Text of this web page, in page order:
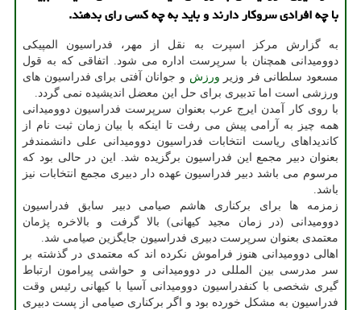
با چه افرادی سروكار دارند و باید به چه كسی رای بدهند.
به گزارش مركز اسپرت به نقل از مهر، فدراسیون المپیكی
دوومیدانی همچنان با سرپرست اداره می شود. اتفاقی كه به قول
مسعود سلطانی فر وزیر ورزش و جوانان آفتی برای فدراسیون های
ورزشی است اما تدبیری برای حل این معضل اندیشیده نمی گردد.
با روی كار آمدن ایرج عرب بعنوان سرپرست فدراسیون دوومیدانی
همه چیز به آرامی پیش می رفت تا اینكه با بیان زمان ثبت نام از
كاندیداهای ریاست انتخابات فدراسیون دوومیدانی علی دانشمندفر
بعنوان دبیر مجمع این فدراسیون برگزیده شد. این در حالی بود كه
مرسوم می باشد دبیر فدراسیون عهده دار دبیری مجمع انتخابات نیز
باشد.
زمزمه ها برای بركناری هاشم صیامی دبیر سابق فدراسیون
دوومیدانی (در زمان مجید كیهانی) بالا گرفت و بالاخره پژمان
معتمدی بعنوان سرپرست دبیری فدراسیون جایگزین صیامی شد.
اهالی دوومیدانی هنوز فراموش نكرده اند كه معتمدی در گذشته بر
سر مدرسی بین المللی در دوومیدانی و حواشی پیرامون ارتباط
گیری شخصی با كنفدراسیون دوومیدانی آسیا با كیهانی رئیس وقت
فدراسیون به مشكل خورده بود و اگر بركناری صیامی از پست دبیری